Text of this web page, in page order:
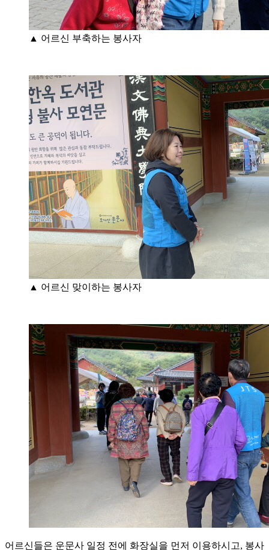
▲ 어르신 부축하는 봉사자
▲ 어르신 맞이하는 봉사자
어르신들은 운문사 일정 전에 화장실을 먼저 이용하시고, 봉사